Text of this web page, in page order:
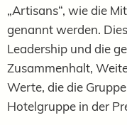
„Artisans“, wie die
genannt werden.
Leadership und die
Zusammenhalt,
Werte, die die
Hotelgruppe in der